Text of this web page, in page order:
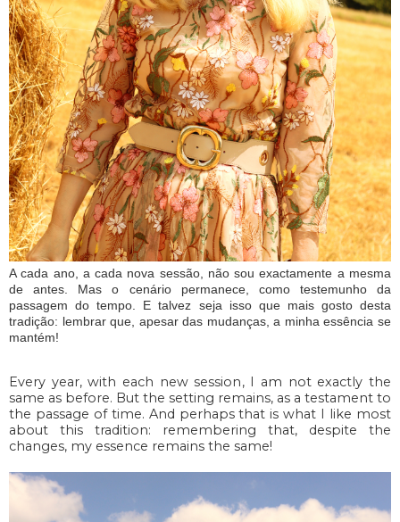
A cada ano, a cada nova sessão, não sou exactamente a mesma
de antes. Mas o cenário permanece, como testemunho da
passagem do tempo. E talvez seja isso que mais gosto desta
tradição: lembrar que, apesar das mudanças, a minha essência se
mantém!
Every year, with each new session, I am not exactly the
same as before. But the setting remains, as a testament to
the passage of time. And perhaps that is what I like most
about this tradition: remembering that, despite the
changes, my essence remains the same!